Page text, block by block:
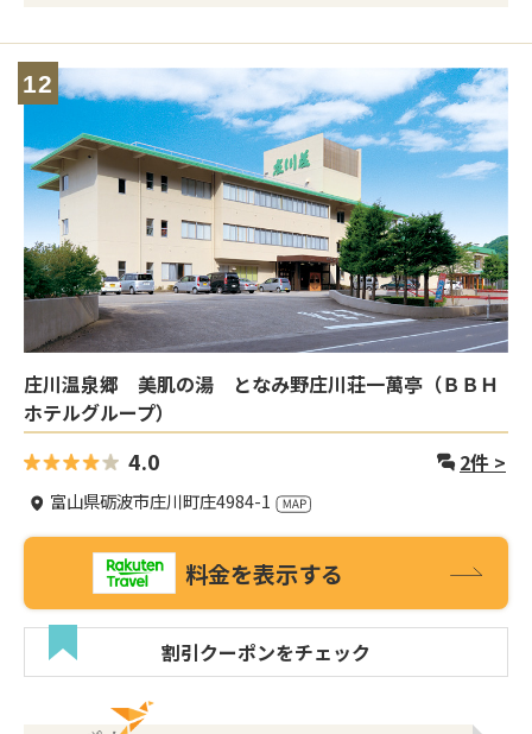
12
庄川温泉郷 美肌の湯 となみ野庄川荘一萬亭（ＢＢＨ
ホテルグループ）
4.0 2件 >
富山県砺波市庄川町庄4984-1
料金を表示する
割引クーポンをチェック